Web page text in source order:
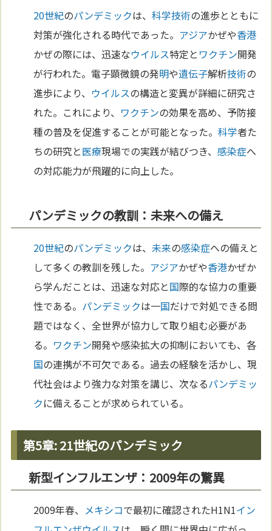
20世紀のパンデミックは、科学技術の進歩とともに
対策が強化される時代であった。 アジアかぜや香港
かぜの際には、迅速なウイルス特定と ワクチン開発
が行われた。電子顕微鏡の発明や遺伝子解析技術の
進歩により、 ウイルスの構造と変異が詳細に研究さ
れた。これにより、 ワクチンの効果を高め、予防接
種の普及を促進することが可能となった。科学者た
ちの研究と医療現場での実践が結びつき、感染症へ
の対応能力が飛躍的に向上した。
パンデミックの教訓：未来への備え
20世紀のパンデミックは、未来の感染症への備えと
して多くの教訓を残した。 アジアかぜや香港かぜか
ら学んだことは、迅速な対応と国際的な協力の重要
性である。 パンデミックは一国だけで対処できる問
題ではなく、全世界が協力して取り組む必要があ
る。 ワクチン開発や感染拡大の抑制においても、各
国の連携が不可欠である。過去の経験を活かし、現
代社会はより強力な対策を講じ、次なるパンデミッ
クに備えることが求められている。
第5章: 21世紀のパンデミック
新型インフルエンザ：2009年の驚異
2009年春、 メキシコで最初に確認されたH1N1イン